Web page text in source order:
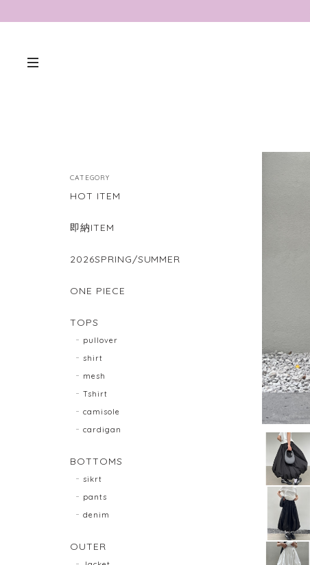
CATEGORY
HOT ITEM
即納ITEM
2026SPRING/SUMMER
ONE PIECE
TOPS
pullover
shirt
mesh
Tshirt
camisole
cardigan
BOTTOMS
sikrt
pants
denim
OUTER